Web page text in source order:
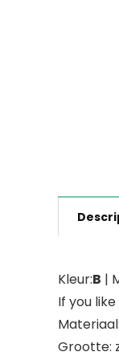
Kleur:B |
If you
Grootte: